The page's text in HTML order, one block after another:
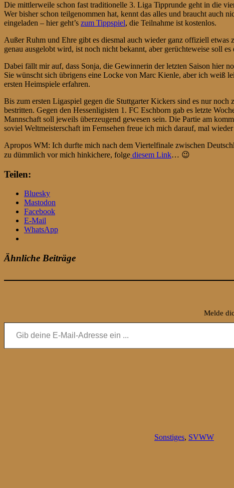
Die mittlerweile schon fast traditionelle 3. Liga Tipprunde geht in die
Wer bisher schon teilgenommen hat, kennt das alles und braucht auch
eingeladen – hier geht’s zum Tippspiel, die Teilnahme ist kostenlos.
Außer Ruhm und Ehre gibt es diesmal auch wieder ganz offiziell etwas
genau ausgelobt wird, ist noch nicht bekannt, aber gerüchteweise soll
Dabei fällt mir auf, dass Sonja, die Gewinnerin der letzten Saison hier
Sie wünscht sich übrigens eine Locke von Marc Kienle, aber ich weiß
ersten Heimspiele erfahren.
Bis zum ersten Ligaspiel gegen die Stuttgarter Kickers sind es nur
bestritten. Gegen den Hessenligisten 1. FC Eschborn gab es letzte
Mannschaft soll jeweils überzeugend gewesen sein. Die Partie am
soviel Weltmeisterschaft im Fernsehen freue ich mich darauf, mal
Apropos WM: Ich durfte mich nach dem Viertelfinale zwischen
zu dümmlich vor mich hinkichere, folge diesem Link… 😉
Teilen:
Bluesky
Mastodon
Facebook
E-Mail
WhatsApp
Ähnliche Beiträge
Melde
Gib deine E-Mail-Adresse ein ...
Sonstiges, SVWW